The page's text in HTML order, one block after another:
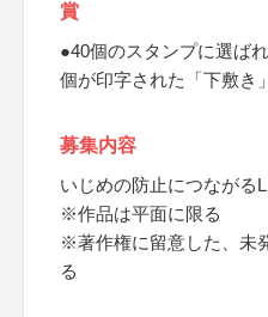
賞
●40個のスタンプに選ば
個が印字された「下敷き
募集内容
いじめの防止につながる
※作品は平面に限る
※著作権に留意した、未
る